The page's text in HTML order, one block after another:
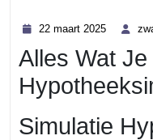
22 maart 2025
2025
Alles Wat
Simulatie